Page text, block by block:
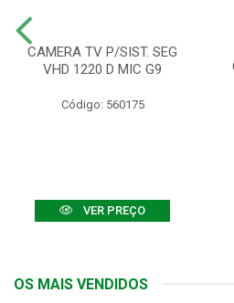
CAMERA TV P/SIST. SEG
VHD 1220 D MIC G9
Código: 560175
VER PREÇO
OS MAIS VENDIDOS